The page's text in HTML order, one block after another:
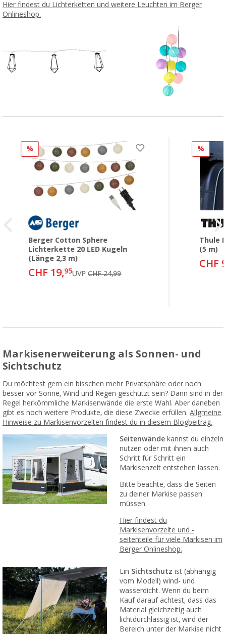
Hier findest du Lichterketten und weitere Leuchten im Berger
Onlineshop.
%
Berger Cotton Sphere
Lichterkette 20 LED Kugeln
(Länge 2,3 m)
CHF 19,95UVPCHF 24,99
%
Thule
(5 m)
CHF
Markisenerweiterung als Sonnen- und
Sichtschutz
Du möchtest gern ein bisschen mehr Privatsphäre oder noch
besser vor Sonne, Wind und Regen geschützt sein? Dann sind in der
Regel herkömmliche Markisenwände die erste Wahl. Aber daneben
gibt es noch weitere Produkte, die diese Zwecke erfüllen. Allgmeine
Hinweise zu Markisenvorzelten findest du in diesem Blogbeitrag.
Seitenwändekannst du einzeln
nutzen oder mit ihnen auch
Schritt für Schritt ein
Markisenzelt entstehen lassen.
Bitte beachte, dass die Seiten
zu deiner Markise passen
müssen.
Hier findest du
Markisenvorzelte und -
seitenteile für viele Markisen im
Berger Onlineshop.
Ein Sichtschutz ist (abhängig
vom Modell) wind- und
wasserdicht. Wenn du beim
Kauf darauf achtest, dass das
Material gleichzeitig auch
lichtdurchlässig ist, wird der
Bereich unter der Markise nicht